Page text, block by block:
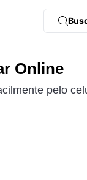
Online
pelo